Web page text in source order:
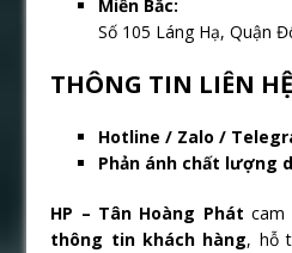
Miền Bắc:
Số 105 Láng Hạ, Quận
THÔNG TIN LIÊN HỆ
Hotline / Zalo /
Phản ánh chất lượng
HP – Tân Hoàng Phát cam
thông tin khách hàng, hỗ